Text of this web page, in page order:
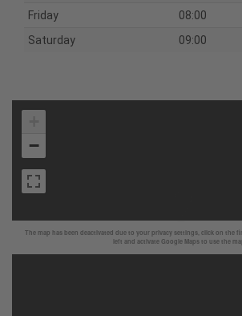
Friday 08:00
Saturday
09:00
The map has been deactivated due to your privacy settings, click on the
left and activate Google Maps to use the
−